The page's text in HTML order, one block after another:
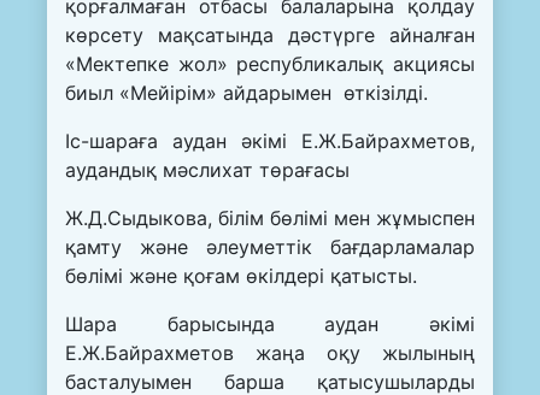
қорғалмаған отбасы балаларына қолдау
көрсету мақсатында дәстүрге айналған
«Мектепке жол» республикалық акциясы
биыл «Мейірім» айдарымен өткізілді.
Іс-шараға аудан әкімі Е.Ж.Байрахметов,
аудандық мәслихат төрағасы
Ж.Д.Сыдыкова, білім бөлімі мен жұмыспен
қамту және әлеуметтік бағдарламалар
бөлімі және қоғам өкілдері қатысты.
Шара барысында аудан әкімі
Е.Ж.Байрахметов жаңа оқу жылының
басталуымен барша қатысушыларды